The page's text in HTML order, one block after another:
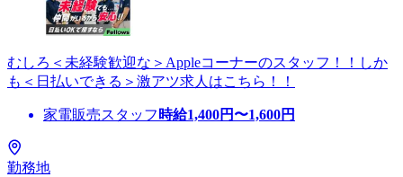
むしろ＜未経験歓迎な＞Appleコーナーのスタッフ！！しか
も＜日払いできる＞激アツ求人はこちら！！
家電販売スタッフ 時給1,400円〜1,600円
勤務地